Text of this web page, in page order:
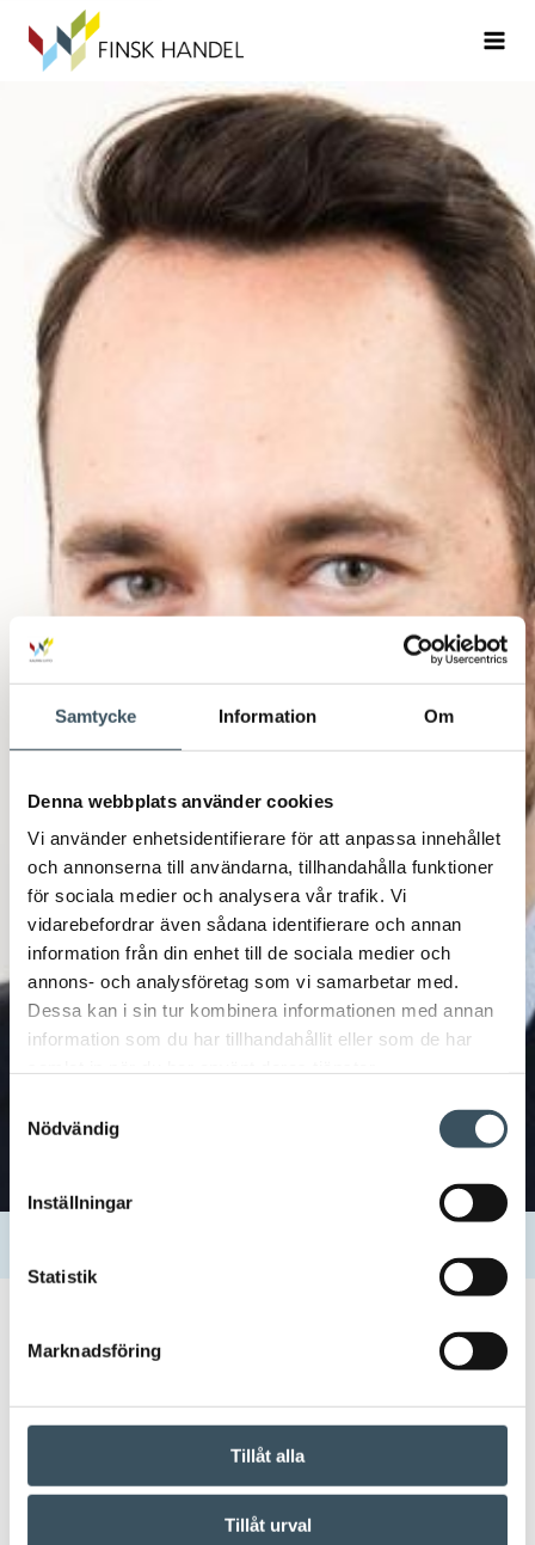
Samtycke Information Om
Denna webbplats använder cookies
Vi använder enhetsidentifierare för att anpassa innehållet
och annonserna till användarna, tillhandahålla funktioner
för sociala medier och analysera vår trafik. Vi
vidarebefordrar även sådana identifierare och annan
information från din enhet till de sociala medier och
annons- och analysföretag som vi samarbetar med.
Dessa kan i sin tur kombinera informationen med annan
information som du har tillhandahållit eller som de har
Nödvändig
Inställningar
Statistik
Marknadsföring
Tillåt alla
Tillåt urval
25.06.2019 10:55